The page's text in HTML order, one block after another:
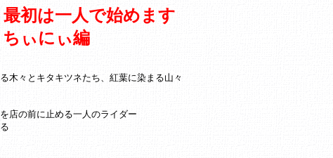
初は一人で始めます
ぃにぃ編
々とキタキツネたち、紅葉に染まる山々
店の前に止める一人のライダー